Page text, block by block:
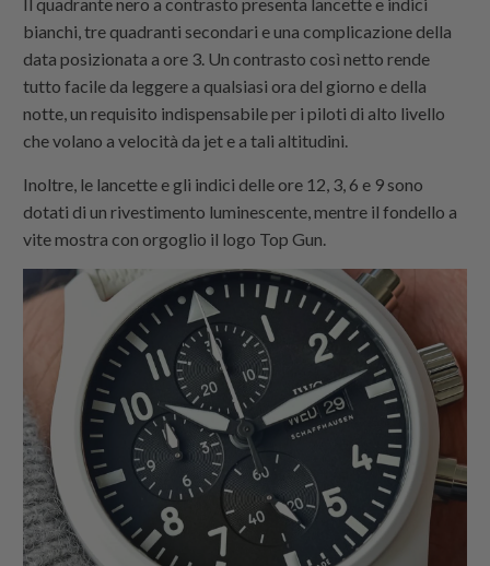
bianchi, tre quadranti secondari e una complicazione della
data posizionata a ore 3. Un contrasto così netto rende
tutto facile da leggere a qualsiasi ora del giorno e della
notte, un requisito indispensabile per i piloti di alto livello
che volano a velocità da jet e a tali altitudini.
Inoltre, le lancette e gli indici delle ore 12, 3, 6 e 9 sono
dotati di un rivestimento luminescente, mentre il fondello a
vite mostra con orgoglio il logo Top Gun.